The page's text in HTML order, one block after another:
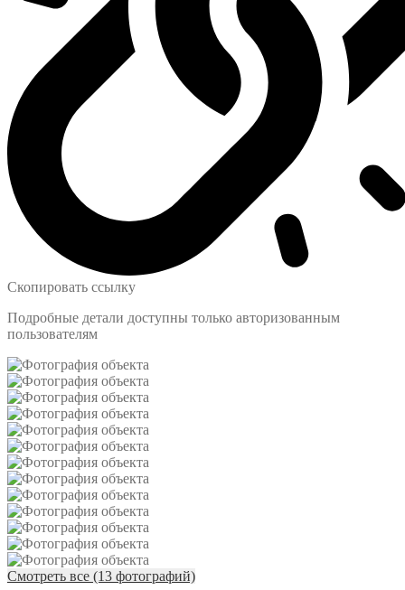
Скопировать ссылку
Подробные детали доступны только авторизованным
пользователям
Смотреть все (13 фотографий)